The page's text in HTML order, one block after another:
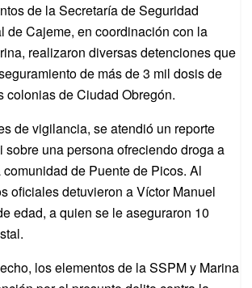
de la Secretaría de Seguridad
de Cajeme, en coordinación con la
realizaron diversas detenciones que
de más de 3 mil dosis de
colonias de Ciudad Obregón.
de vigilancia, se atendió un reporte
sobre una persona ofreciendo droga a
de Puente de Picos. Al
oficiales detuvieron a Víctor Manuel
edad, a quien se le aseguraron 10
los elementos de la SSPM y Marina